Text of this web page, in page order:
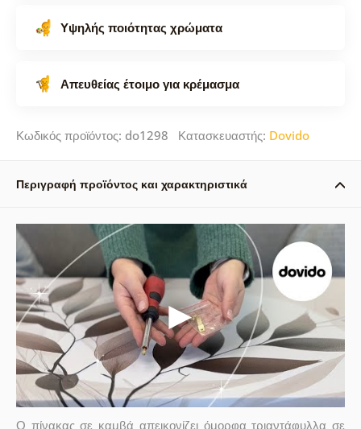
Υψηλής ποιότητας χρώματα
Απευθείας έτοιμο για κρέμασμα
Κωδικός προϊόντος: do1298 Κατασκευαστής: Dovido
Περιγραφή προϊόντος και χαρακτηριστικά
Ο πίνακας σε καμβά απεικονίζει όμορφα τριαντάφυλλα σε